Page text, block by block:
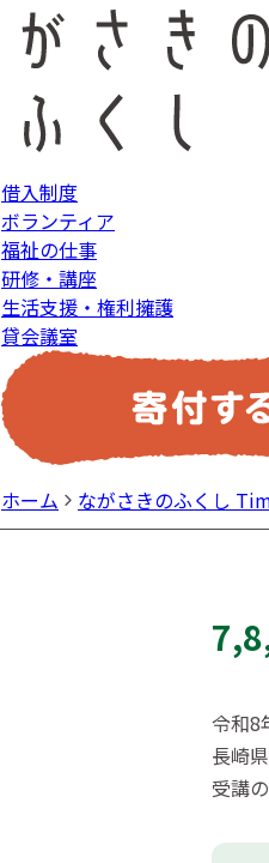
借入制度
ボランティア
福祉の仕事
研修・講座
生活支援・権利擁護
貸会議室
ホーム ながさきのふくし
令和8
長崎
受講